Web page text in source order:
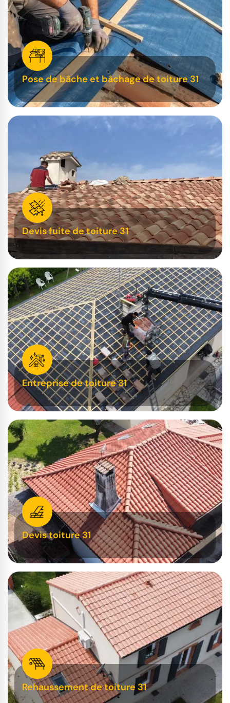
Pose de bâche et bâchage de toiture 31
Devis fuite de toiture 31
Entreprise de toiture 31
Devis toiture 31
Rehaussement de toiture 31